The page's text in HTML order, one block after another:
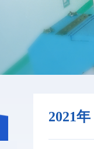
2021年